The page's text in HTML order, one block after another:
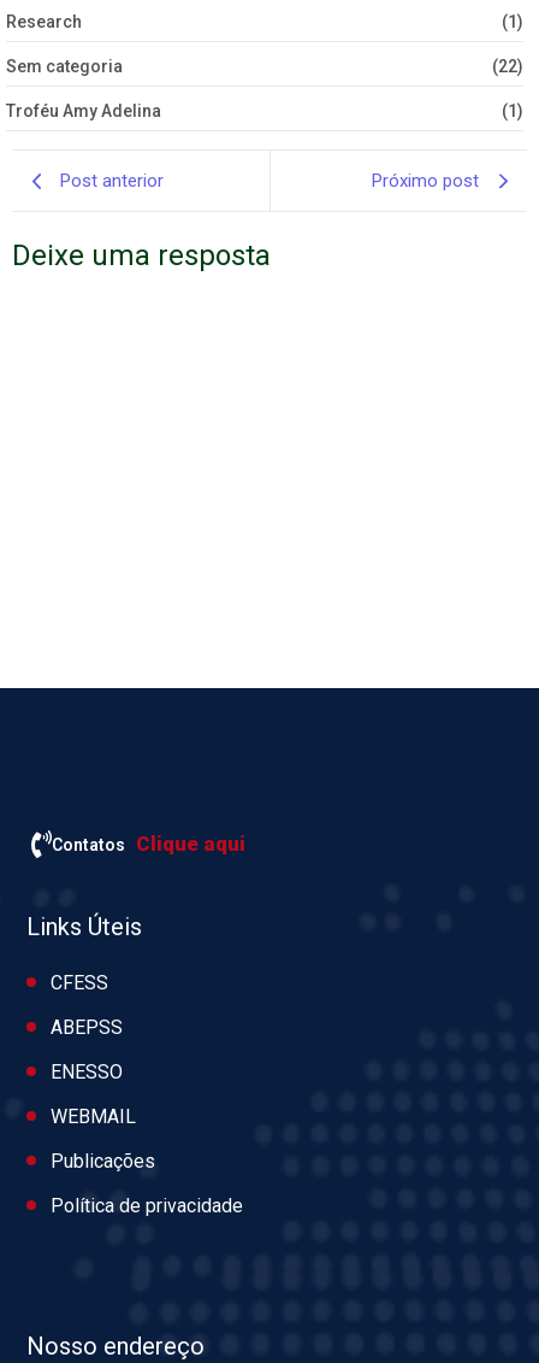
Research (1)
Sem categoria (22)
Troféu Amy Adelina (1)
Post anterior Próximo post
Deixe uma resposta
Contatos Clique aqui
Links Úteis
CFESS
ABEPSS
ENESSO
WEBMAIL
Publicações
Política de privacidade
Nosso endereço